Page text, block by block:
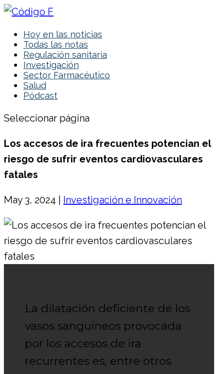
Hoy en las noticias
Todas las notas
Regulación sanitaria
Investigación
Sector Farmacéutico
Salud
Pódcast
Seleccionar página
Los accesos de ira frecuentes potencian el
riesgo de sufrir eventos cardiovasculares
fatales
May 3, 2024 Investigación e Innovación
La dilatación deficiente de los
vasos sanguíneos provocada
por los accesos de ira
recurrentes es, entre otros